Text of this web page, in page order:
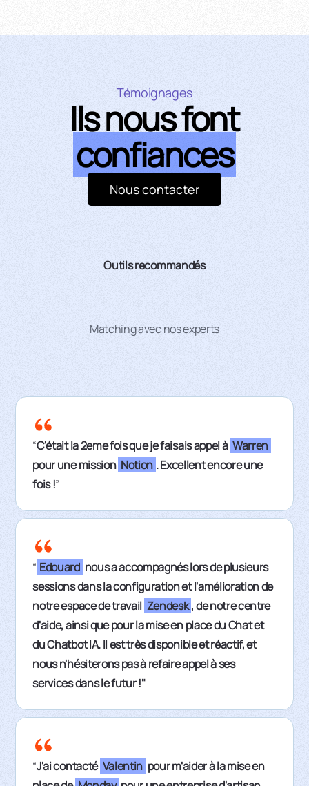
Témoignages
Ils nous font
confiances
Nous contacter
Outils recommandés
Matching avec nos experts
“C'était la 2eme fois que je faisais appel à Warren
pour une mission Notion . Excellent encore une
fois !”
“ Edouard nous a accompagnés lors de plusieurs
sessions dans la configuration et l'amélioration de
notre espace de travail Zendesk , de notre centre
d'aide, ainsi que pour la mise en place du Chat et
du Chatbot IA. Il est très disponible et réactif, et
nous n'hésiterons pas à refaire appel à ses
services dans le futur !"
“J'ai contacté Valentin pour m'aider à la mise en